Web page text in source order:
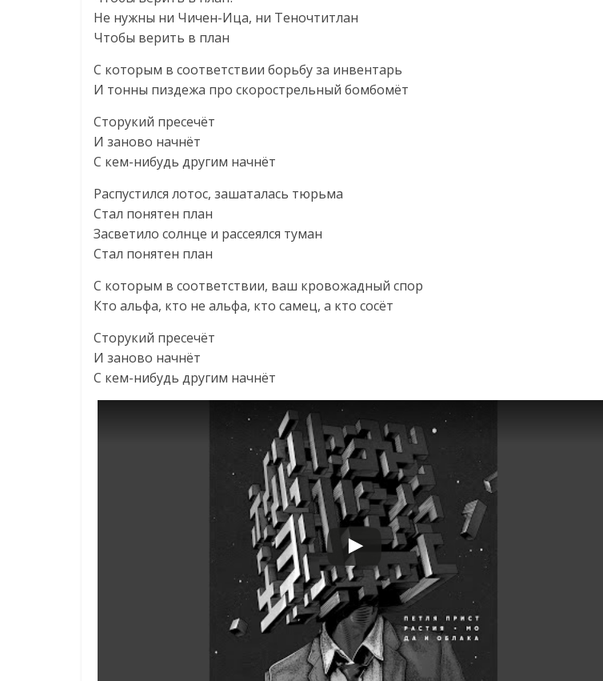
Не нужны ни Чичен-Ица, ни Теночтитлан
Чтобы верить в план
С которым в соответствии борьбу за инвентарь
И тонны пиздежа про скорострельный бомбомёт
Сторукий пресечёт
И заново начнёт
С кем-нибудь другим начнёт
Распустился лотос, зашаталась тюрьма
Стал понятен план
Засветило солнце и рассеялся туман
Стал понятен план
С которым в соответствии, ваш кровожадный спор
Кто альфа, кто не альфа, кто самец, а кто сосёт
Сторукий пресечёт
И заново начнёт
С кем-нибудь другим начнёт